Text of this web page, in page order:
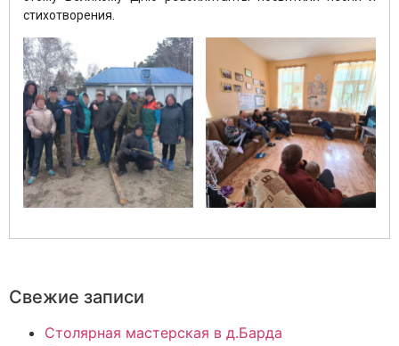
стихотворения.
Свежие записи
Столярная мастерская в д.Барда